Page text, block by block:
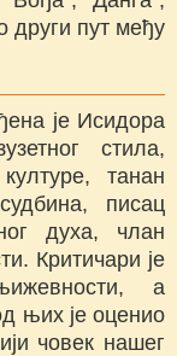
пут међу
је Исидора
стила,
танан
писац
духа, члан
Критичари је
а
њих је оценио
човек нашег